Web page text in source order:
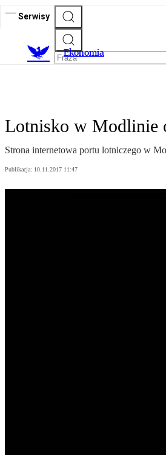
Serwisy
Ekonomia
Lotnisko w Modlinie
Strona internetowa portu lotniczego w
Publikacja: 10.11.2017 11:47